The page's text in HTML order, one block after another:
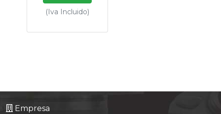
Contacto(Iva Incluido)
Empresa